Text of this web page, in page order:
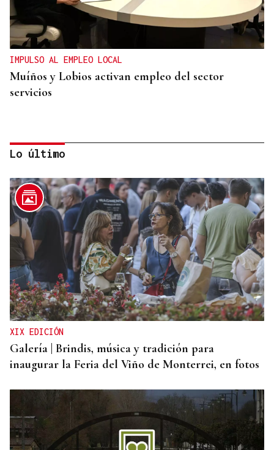
IMPULSO AL EMPLEO LOCAL
Muíños y Lobios activan empleo del sector
servicios
CASI DOS VUELTAS AL MUNDO
Ramiro, el párroco boliviano de los 78.000
kilómetros en la Baixa Limia
Lo último
XIX EDICIÓN
Galería | Brindis, música y tradición para
inaugurar la Feria del Viño de Monterrei, en fotos